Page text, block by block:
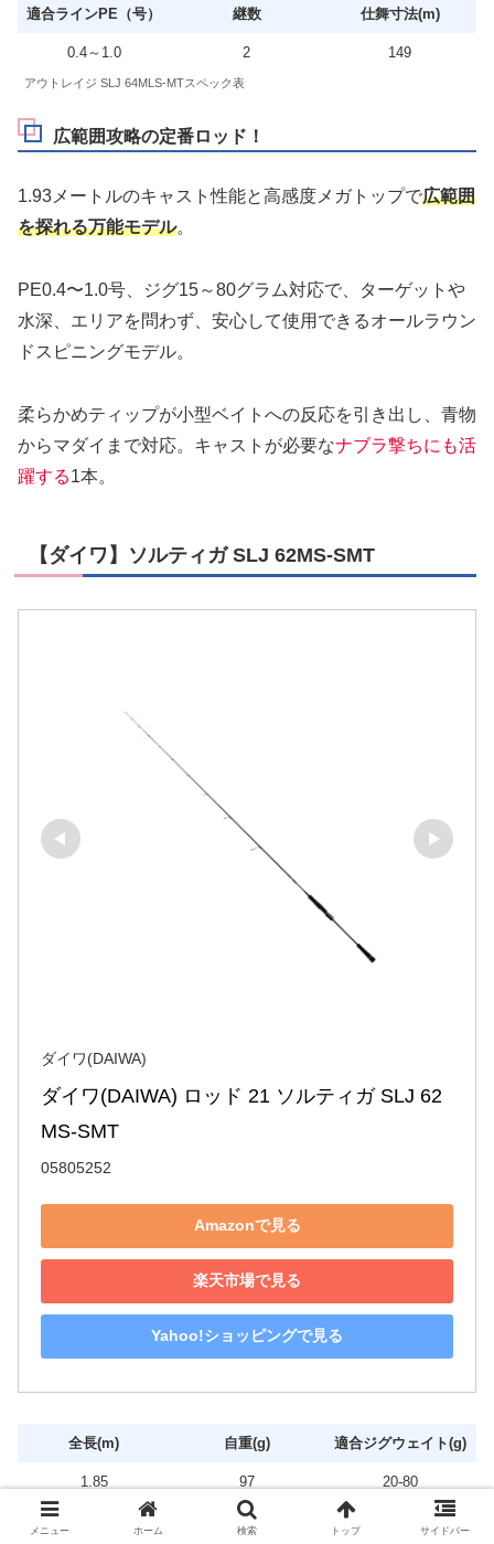
適合ラインPE（号） 継数 仕舞寸法(m)
0.4～1.0 2 149
アウトレイジ SLJ 64MLS-MTスペック表
広範囲攻略の定番ロッド！
1.93メートルのキャスト性能と高感度メガトップで広範囲
を探れる万能モデル。
PE0.4〜1.0号、ジグ15～80グラム対応で、ターゲットや
水深、エリアを問わず、安心して使用できるオールラウン
ドスピニングモデル。
柔らかめティップが小型ベイトへの反応を引き出し、青物
からマダイまで対応。キャストが必要なナブラ撃ちにも活
躍する1本。
【ダイワ】ソルティガ SLJ 62MS-SMT
ダイワ(DAIWA)
ダイワ(DAIWA) ロッド 21 ソルティガ SLJ 62
MS-SMT
05805252
Amazonで見る
楽天市場で見る
Yahoo!ショッピングで見る
全長(m) 自重(g) 適合ジグウェイト(g)
1.85 97 20‐80
適合ラインPE（号） 継数 仕舞寸法(m)
メニュー ホーム 検索 トップ サイドバー